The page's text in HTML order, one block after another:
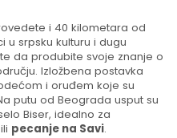
i 40 kilometara od
u srpsku kulturu i dugu
da produbite svoje znanje o
Izložbena postavka
i oruđem koje su
putu od Beograda usput su
Biser, idealno za
pecanje na Savi.